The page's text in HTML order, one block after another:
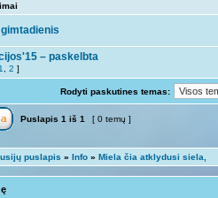
– paskelbta
1 2 ]
Rodyti paskutines temas:
Puslapis 1 iš 1 [ 0 temų ]
puslapis » Info » Miela čia atklydusi siela,